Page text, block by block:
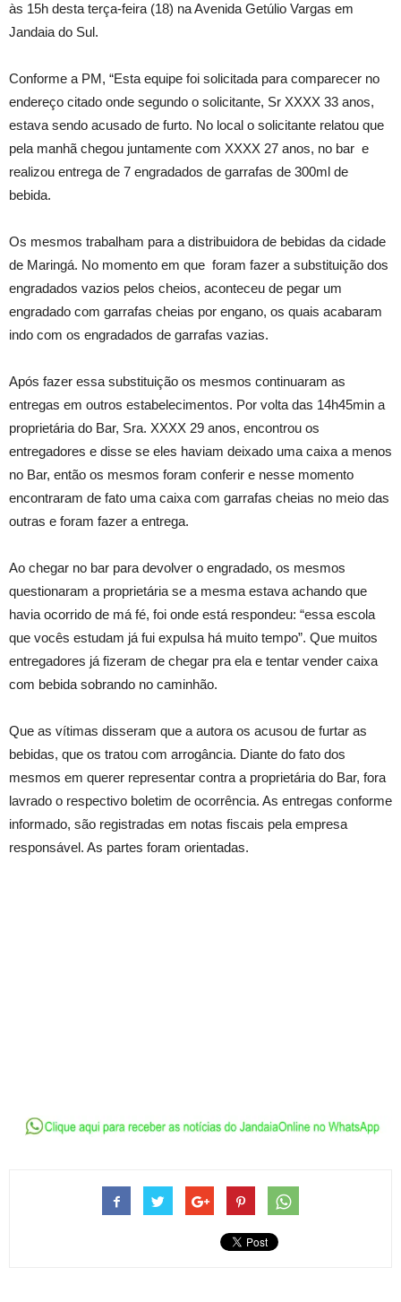
às 15h desta terça-feira (18) na Avenida Getúlio Vargas em
Jandaia do Sul.
Conforme a PM, “Esta equipe foi solicitada para comparecer no
endereço citado onde segundo o solicitante, Sr XXXX 33 anos,
estava sendo acusado de furto. No local o solicitante relatou que
pela manhã chegou juntamente com XXXX 27 anos, no bar e
realizou entrega de 7 engradados de garrafas de 300ml de
bebida.
Os mesmos trabalham para a distribuidora de bebidas da cidade
de Maringá. No momento em que foram fazer a substituição dos
engradados vazios pelos cheios, aconteceu de pegar um
engradado com garrafas cheias por engano, os quais acabaram
indo com os engradados de garrafas vazias.
Após fazer essa substituição os mesmos continuaram as
entregas em outros estabelecimentos. Por volta das 14h45min a
proprietária do Bar, Sra. XXXX 29 anos, encontrou os
entregadores e disse se eles haviam deixado uma caixa a menos
no Bar, então os mesmos foram conferir e nesse momento
encontraram de fato uma caixa com garrafas cheias no meio das
outras e foram fazer a entrega.
Ao chegar no bar para devolver o engradado, os mesmos
questionaram a proprietária se a mesma estava achando que
havia ocorrido de má fé, foi onde está respondeu: “essa escola
que vocês estudam já fui expulsa há muito tempo”. Que muitos
entregadores já fizeram de chegar pra ela e tentar vender caixa
com bebida sobrando no caminhão.
Que as vítimas disseram que a autora os acusou de furtar as
bebidas, que os tratou com arrogância. Diante do fato dos
mesmos em querer representar contra a proprietária do Bar, fora
lavrado o respectivo boletim de ocorrência. As entregas conforme
informado, são registradas em notas fiscais pela empresa
responsável. As partes foram orientadas.